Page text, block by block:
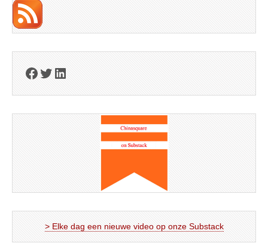
Facebook
Twitter
LinkedIn
> Elke dag een nieuwe video op onze Substack